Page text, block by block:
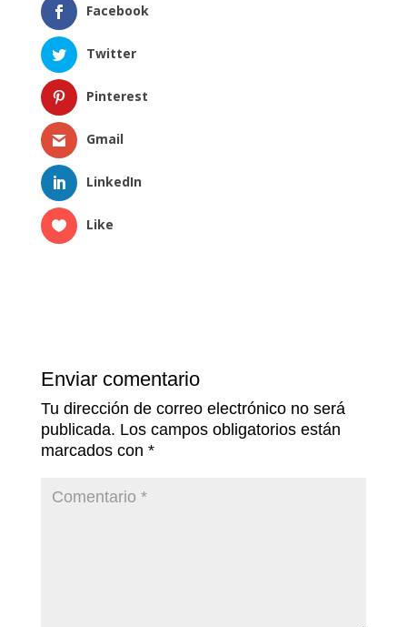
Facebook
Twitter
Pinterest
Gmail
LinkedIn
Like
Enviar comentario
Tu dirección de correo electrónico no será
publicada. Los campos obligatorios están
marcados con *